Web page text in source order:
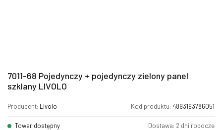
7011-68 Pojedynczy + pojedynczy zielony panel
szklany LIVOLO
Producent: Livolo Kod produktu: 4893193786051
Towar dostępny Dostawa: 2 dni robocze